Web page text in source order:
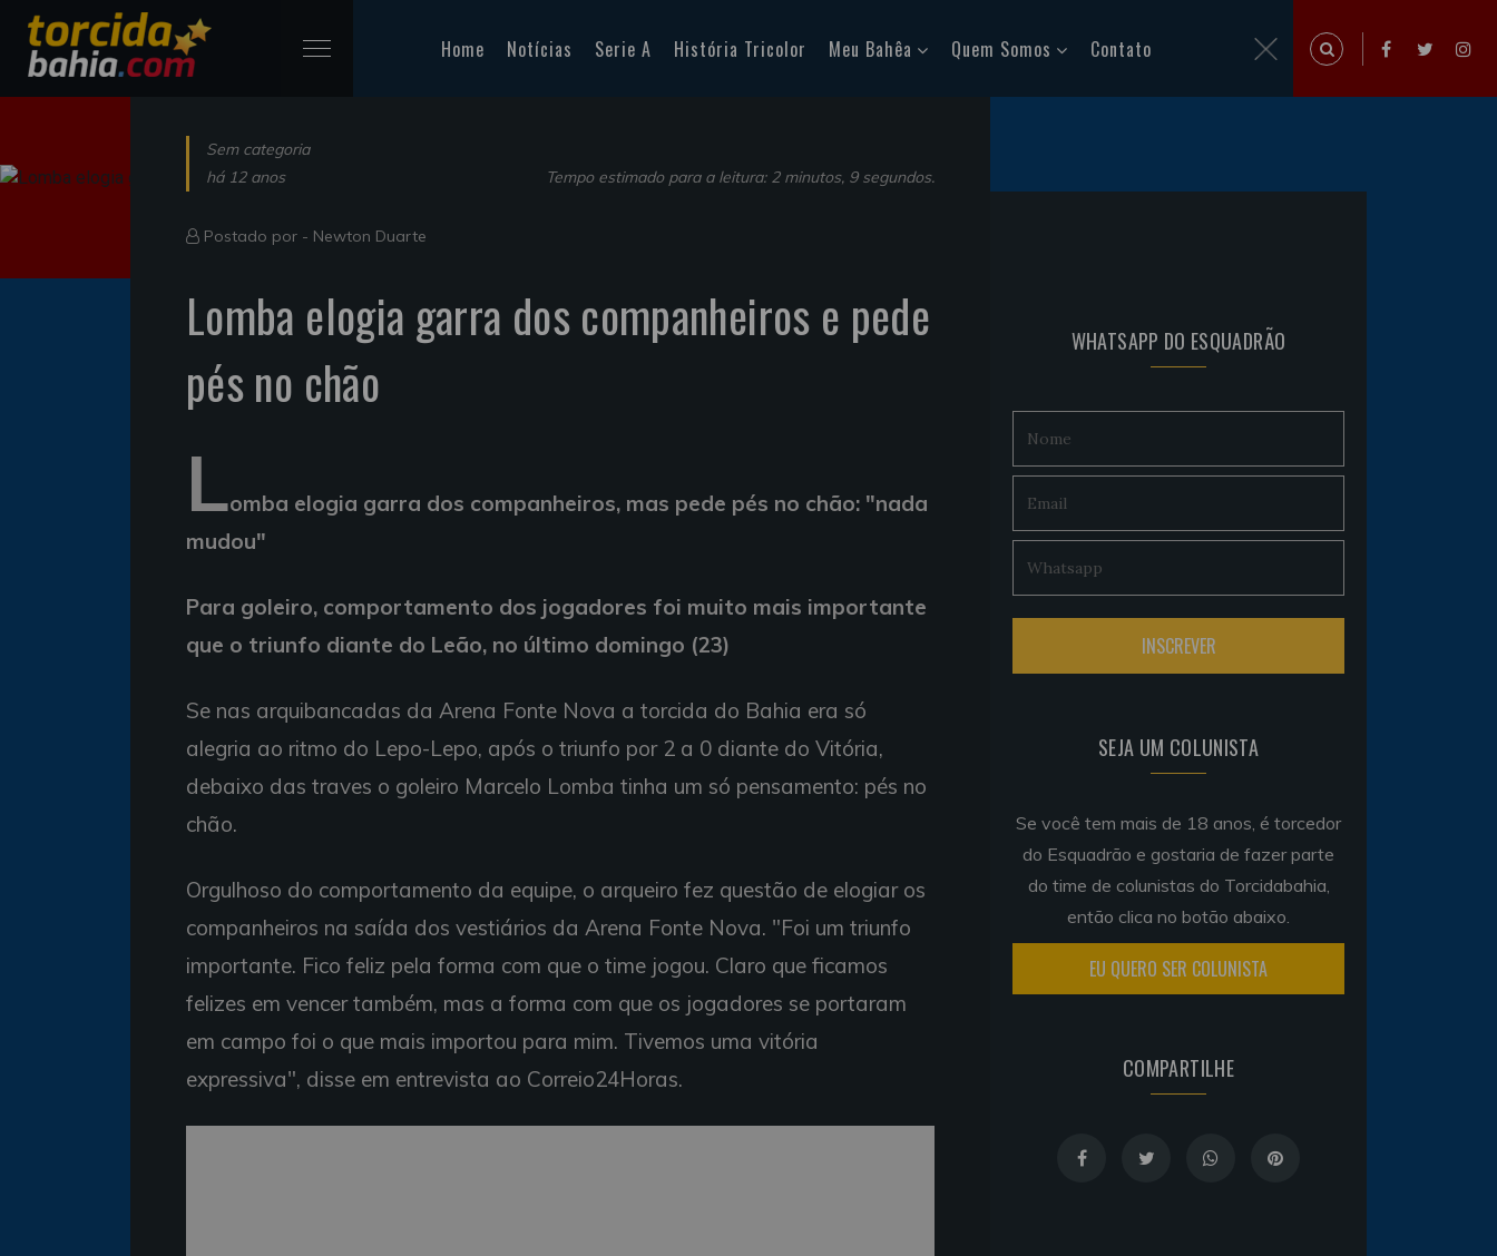
Home Notícias Serie A História Tricolor Meu Bahêa Quem Somos Contato
Sem categoria
há 12 anos
Tempo estimado para a leitura: 2 minutos, 9 segundos.
Postado por - Newton Duarte
Lomba elogia garra dos companheiros e pede
pés no chão
Lomba elogia garra dos companheiros, mas pede pés no chão: "nada
mudou"
Para goleiro, comportamento dos jogadores foi muito mais importante
que o triunfo diante do Leão, no último domingo (23)
Se nas arquibancadas da Arena Fonte Nova a torcida do Bahia era só
alegria ao ritmo do Lepo-Lepo, após o triunfo por 2 a 0 diante do Vitória,
debaixo das traves o goleiro Marcelo Lomba tinha um só pensamento: pés no
chão.
Orgulhoso do comportamento da equipe, o arqueiro fez questão de elogiar os
companheiros na saída dos vestiários da Arena Fonte Nova. "Foi um triunfo
importante. Fico feliz pela forma com que o time jogou. Claro que ficamos
felizes em vencer também, mas a forma com que os jogadores se portaram
em campo foi o que mais importou para mim. Tivemos uma vitória
expressiva", disse em entrevista ao Correio24Horas.
WHATSAPP DO ESQUADRÃO
SEJA UM COLUNISTA
Se você tem mais de 18 anos, é torcedor
do Esquadrão e gostaria de fazer parte
do time de colunistas do Torcidabahia,
então clica no botão abaixo.
EU QUERO SER COLUNISTA
COMPARTILHE